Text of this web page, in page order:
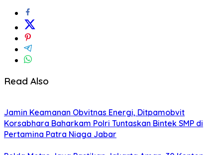
Read Also
Jamin Keamanan Obvitnas Energi, Ditpamobvit
Korsabhara Baharkam Polri Tuntaskan Bintek SMP di
Pertamina Patra Niaga Jabar